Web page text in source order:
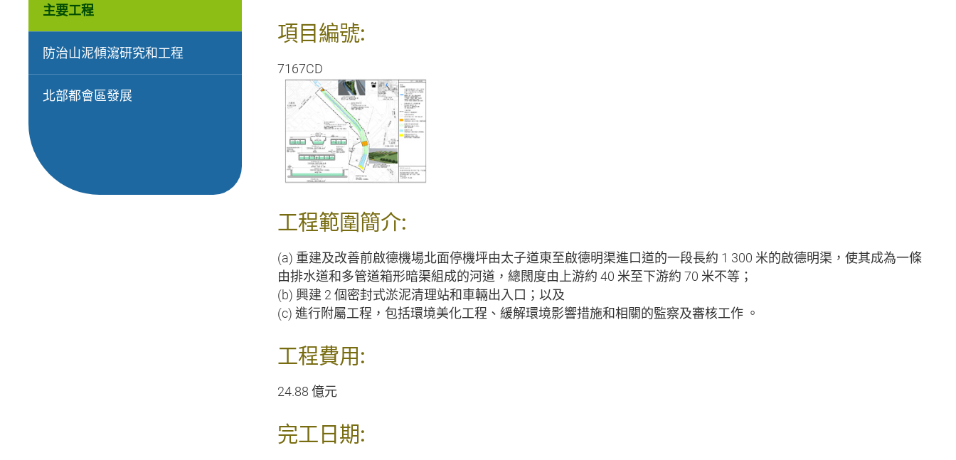
雜項
如何獲得本署的刊物
主要工程
防治山泥傾瀉研究和工程
北部都會區發展
項目編號:
7167CD
工程範圍簡介:
(a) 重建及改善前啟德機場北面停機坪由太子道東至啟德明渠進口道的一段長約 1 300 米的啟德明渠，使其成為一條
由排水道和多管道箱形暗渠組成的河道，總闊度由上游約 40 米至下游約 70 米不等；
(b) 興建 2 個密封式淤泥清理站和車輛出入口；以及
(c) 進行附屬工程，包括環境美化工程、緩解環境影響措施和相關的監察及審核工作 。
工程費用:
24.88 億元
完工日期: